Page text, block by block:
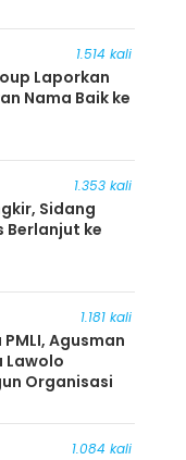
1.514 kali
Laporkan
Nama Baik ke
1.353 kali
Sidang
Berlanjut ke
1.181 kali
Agusman
Lawolo
Organisasi
1.084 kali